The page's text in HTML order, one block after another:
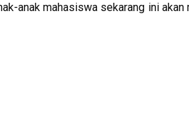
anak mahasiswa sekarang ini akan